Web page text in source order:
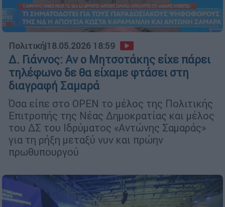
Πολιτική|18.05.2026 18:59
Δ. Γιάννος: Αν ο Μητσοτάκης είχε πάρει
τηλέφωνο δε θα είχαμε φτάσει στη
διαγραφή Σαμαρά
Όσα είπε στο OPEN το μέλος της Πολιτικής
Επιτροπής της Νέας Δημοκρατίας και μέλος
του ΔΣ του Ιδρύματος «Αντώνης Σαμαράς»
για τη ρήξη μεταξύ νυν και πρώην
πρωθυπουργού